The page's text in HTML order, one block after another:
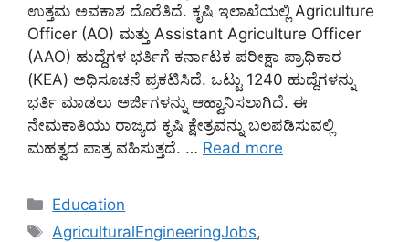
ಉತ್ತಮ ಅವಕಾಶ ದೊರೆತಿದೆ. ಕೃಷಿ ಇಲಾಖೆಯಲ್ಲಿ Agriculture
Officer (AO) ಮತ್ತು Assistant Agriculture Officer
(AAO) ಹುದ್ದೆಗಳ ಭರ್ತಿಗೆ ಕರ್ನಾಟಕ ಪರೀಕ್ಷಾ ಪ್ರಾಧಿಕಾರ
(KEA) ಅಧಿಸೂಚನೆ ಪ್ರಕಟಿಸಿದೆ. ಒಟ್ಟು 1240 ಹುದ್ದೆಗಳನ್ನು
ಭರ್ತಿ ಮಾಡಲು ಅರ್ಜಿಗಳನ್ನು ಆಹ್ವಾನಿಸಲಾಗಿದೆ. ಈ
ನೇಮಕಾತಿಯು ರಾಜ್ಯದ ಕೃಷಿ ಕ್ಷೇತ್ರವನ್ನು ಬಲಪಡಿಸುವಲ್ಲಿ
ಮಹತ್ವದ ಪಾತ್ರ ವಹಿಸುತ್ತದೆ. … Read more
Categories
Education
Tags
AgriculturalEngineeringJobs,